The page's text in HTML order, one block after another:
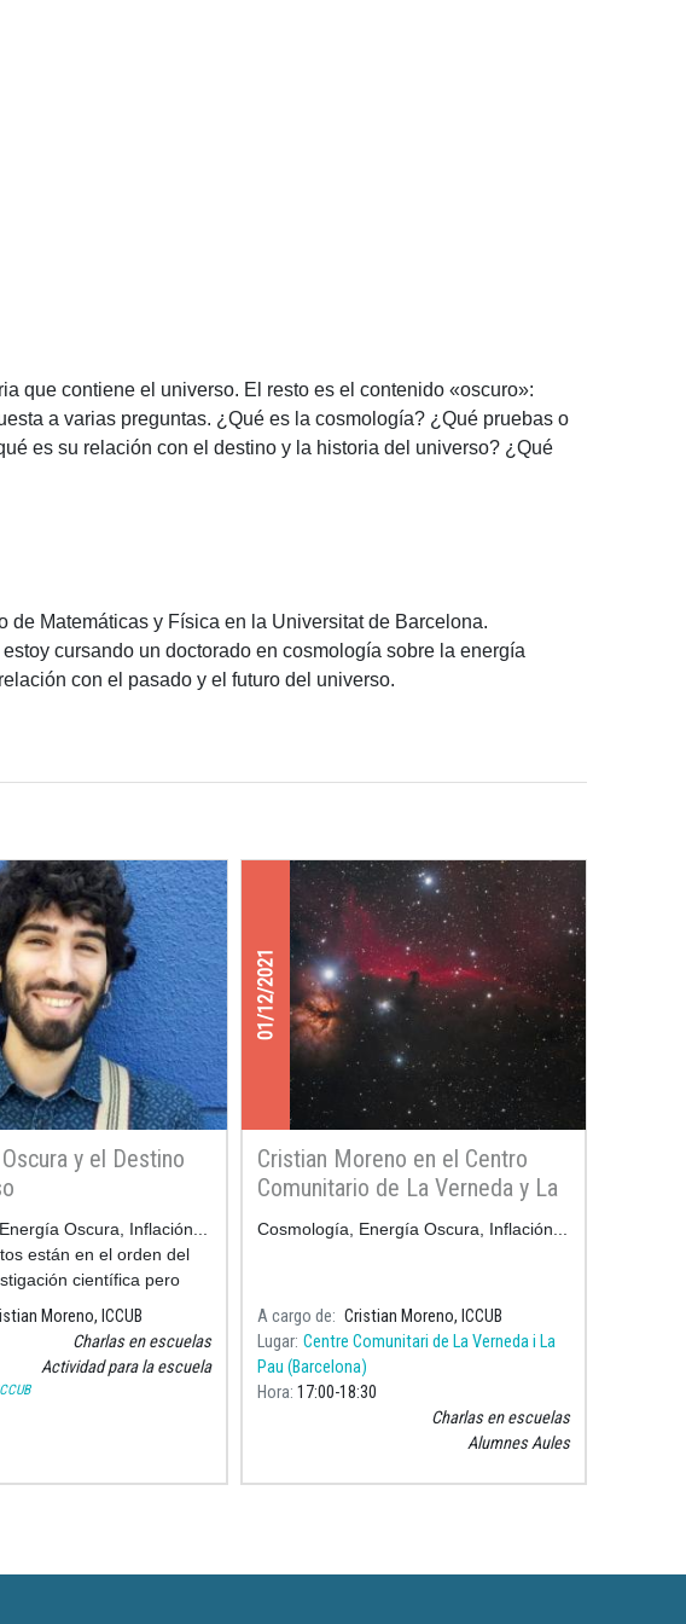
que contiene el universo. El resto es el contenido «oscuro»:
a varias preguntas. ¿Qué es la cosmología? ¿Qué pruebas o
es su relación con el destino y la historia del universo? ¿Qué
Matemáticas y Física en la Universitat de Barcelona.
cursando un doctorado en cosmología sobre la energía
con el pasado y el futuro del universo.
y el Destino
Oscura, Inflación...
están en el orden del
científica pero
no sabemos muy bien
Moreno, ICCUB
Charlas en escuelas
Actividad para la escuela
01/12/2021
Cristian Moreno en el Centro
Comunitario de La Verneda y La
Pau
Cosmología, Energía Oscura, Inflación...
A cargo de
Cristian Moreno, ICCUB
Lugar Centre Comunitari de La Verneda i La
Pau (Barcelona)
Hora 17:00 18:30
Charlas en escuelas
Alumnes Aules